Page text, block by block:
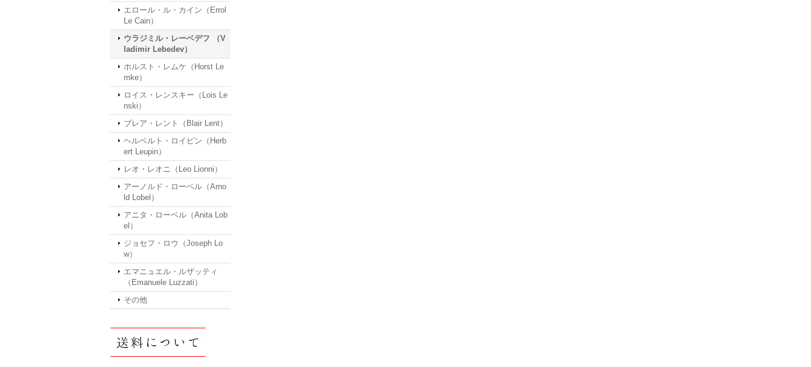
エロール・ル・カイン（Errol
Le Cain）
ウラジミル・レーベデフ （V
ladimir Lebedev）
ホルスト・レムケ（Horst Le
mke）
ロイス・レンスキー（Lois Le
nski）
ブレア・レント（Blair Lent）
ヘルベルト・ロイピン（Herb
ert Leupin）
レオ・レオニ（Leo Lionni）
アーノルド・ローベル（Arno
ld Lobel）
アニタ・ローベル（Anita Lob
el）
ジョセフ・ロウ（Joseph Lo
w）
エマニュエル・ルザッティ
（Emanuele Luzzati）
その他